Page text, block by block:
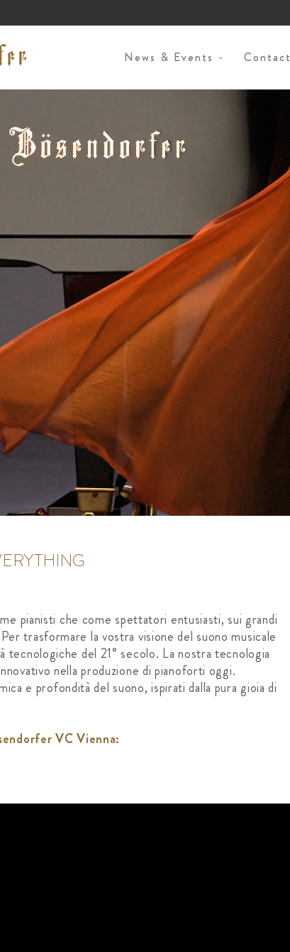
News & Events Contact
pianisti che come spettatori entusiasti, sui grandi
trasformare la vostra visione del suono musicale
tecnologiche del 21° secolo. La nostra tecnologia
nella produzione di pianoforti oggi.
e profondità del suono, ispirati dalla pura gioia di
VC Vienna: